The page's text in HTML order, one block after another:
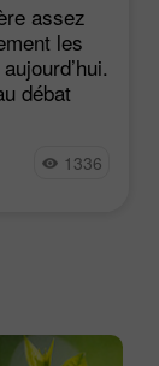
assez
les
débat
1336